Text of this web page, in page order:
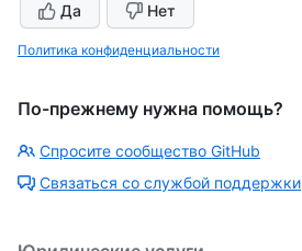
Да Нет
Политика конфиденциальности
По-прежнему нужна помощь?
Спросите сообщество GitHub
Связаться со службой поддержки